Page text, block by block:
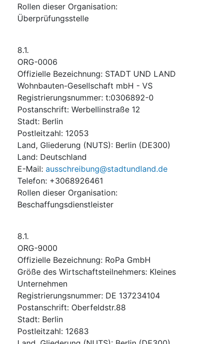
Rollen dieser Organisation:
Überprüfungsstelle
8.1.
ORG-0006
Offizielle Bezeichnung: STADT UND LAND
Wohnbauten-Gesellschaft mbH - VS
Registrierungsnummer: t:0306892-0
Postanschrift: Werbellinstraße 12
Stadt: Berlin
Postleitzahl: 12053
Land, Gliederung (NUTS): Berlin (DE300)
Land: Deutschland
E-Mail: ausschreibung@stadtundland.de
Telefon: +3068926461
Rollen dieser Organisation:
Beschaffungsdienstleister
8.1.
ORG-9000
Offizielle Bezeichnung: RoPa GmbH
Größe des Wirtschaftsteilnehmers: Kleines
Unternehmen
Registrierungsnummer: DE 137234104
Postanschrift: Oberfeldstr.88
Stadt: Berlin
Postleitzahl: 12683